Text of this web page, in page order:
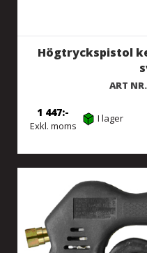
Högtryckspistol
ART NR.
Exkl. moms
1 447 I lager